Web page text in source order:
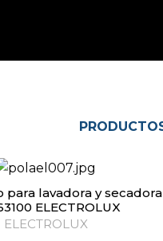
ELECTROLUX
ELECTROLUX